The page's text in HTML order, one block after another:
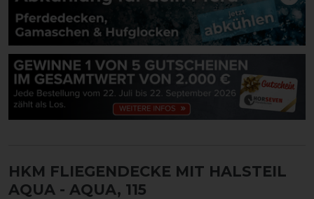
HKM FLIEGENDECKE MIT HALSTEIL
AQUA - AQUA, 115